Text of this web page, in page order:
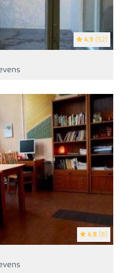
4.9 (52)
4.8 (8)